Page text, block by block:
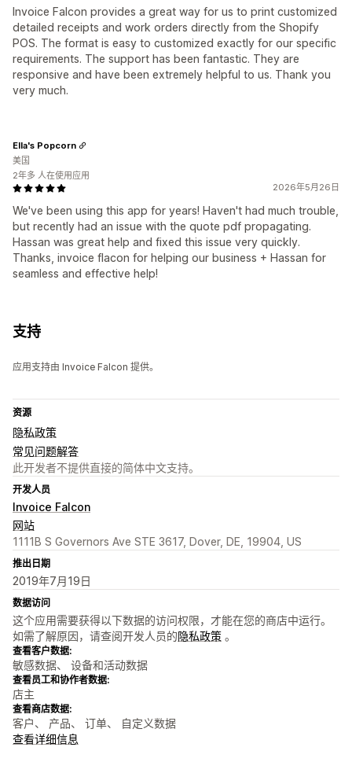
Invoice Falcon provides a great way for us to print customized
detailed receipts and work orders directly from the Shopify
POS. The format is easy to customized exactly for our specific
requirements. The support has been fantastic. They are
responsive and have been extremely helpful to us. Thank you
very much.
2026年5月26日
We've been using this app for years! Haven't had much trouble,
but recently had an issue with the quote pdf propagating.
Hassan was great help and fixed this issue very quickly.
Thanks, invoice flacon for helping our business + Hassan for
seamless and effective help!
Ella's Popcorn
美国
2年多 人在使用应用
支持
应用支持由 Invoice Falcon 提供。
资源
隐私政策
常见问题解答
此开发者不提供直接的简体中文支持。
开发人员
Invoice Falcon
网站
1111B S Governors Ave STE 3617, Dover, DE, 19904, US
推出日期
2019年7月19日
数据访问
这个应用需要获得以下数据的访问权限，才能在您的商店中运行。
如需了解原因，请查阅开发人员的隐私政策 。
查看客户数据:
敏感数据、 设备和活动数据
查看员工和协作者数据:
店主
查看商店数据:
客户、 产品、 订单、 自定义数据
查看详细信息